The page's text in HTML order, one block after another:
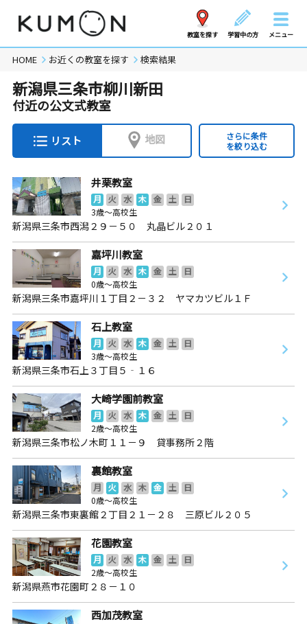
教室を探す 学習中の方 メニュー
HOME お近くの教室を探す 検索結果
新潟県三条市柳川新田
付近の公文式教室
リスト 地図
さらに条件
を絞り込む
井栗教室
月 火 水 木 金 土
日
3歳～高校生
新潟県三条市西潟２９－５０ 丸晶ビル２０１
嘉坪川教室
月 火 水 木 金 土
日
0歳～高校生
新潟県三条市嘉坪川１丁目２－３２ ヤマカツビル１Ｆ
石上教室
月 火 水 木 金 土
日
3歳～高校生
新潟県三条市石上３丁目５‐１６
大崎学園前教室
月 火 水 木 金 土
日
2歳～高校生
新潟県三条市松ノ木町１１－９ 貸事務所２階
裏館教室
月 火 水 木 金 土
日
0歳～高校生
新潟県三条市東裏館２丁目２１－２８ 三原ビル２０５
花園教室
月 火 水 木 金 土
日
2歳～高校生
新潟県燕市花園町２８－１０
西加茂教室